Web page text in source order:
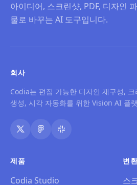
아이디어, 스크린샷, PDF, 디자인
물로 바꾸는 AI 도구입니다.
회사
Codia는 편집 가능한 디자인 재구성, 크
생성, 시각 자동화를 위한 Vision AI 플
제품
Codia Studio
변
스